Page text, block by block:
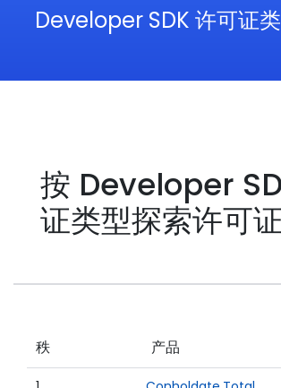
Developer SDK 许可证
按 Developer
证类型探索许可
秩 产品